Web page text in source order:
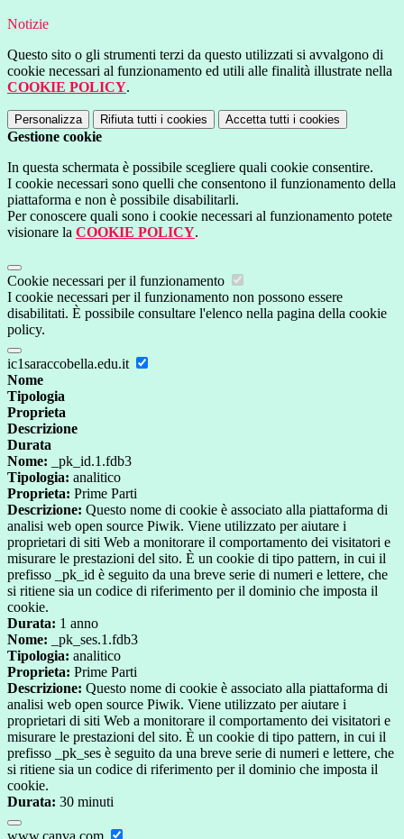
Notizie
Questo sito o gli strumenti terzi da questo utilizzati si avvalgono di
cookie necessari al funzionamento ed utili alle finalità illustrate nella
COOKIE POLICY.
Personalizza Rifiuta tutti i cookies Accetta tutti i cookies
Gestione cookie
In questa schermata è possibile scegliere quali cookie consentire.
I cookie necessari sono quelli che consentono il funzionamento della
piattaforma e non è possibile disabilitarli.
Per conoscere quali sono i cookie necessari al funzionamento potete
visionare la COOKIE POLICY.
Cookie necessari per il funzionamento
I cookie necessari per il funzionamento non possono essere
disabilitati. È possibile consultare l'elenco nella pagina della cookie
policy.
ic1saraccobella.edu.it
Nome
Tipologia
Proprieta
Descrizione
Durata
Nome: _pk_id.1.fdb3
Tipologia: analitico
Proprieta: Prime Parti
Descrizione: Questo nome di cookie è associato alla piattaforma di
analisi web open source Piwik. Viene utilizzato per aiutare i
proprietari di siti Web a monitorare il comportamento dei visitatori e
misurare le prestazioni del sito. È un cookie di tipo pattern, in cui il
prefisso _pk_id è seguito da una breve serie di numeri e lettere, che
si ritiene sia un codice di riferimento per il dominio che imposta il
cookie.
Durata: 1 anno
Nome: _pk_ses.1.fdb3
Tipologia: analitico
Proprieta: Prime Parti
Descrizione: Questo nome di cookie è associato alla piattaforma di
analisi web open source Piwik. Viene utilizzato per aiutare i
proprietari di siti Web a monitorare il comportamento dei visitatori e
misurare le prestazioni del sito. È un cookie di tipo pattern, in cui il
prefisso _pk_ses è seguito da una breve serie di numeri e lettere, che
si ritiene sia un codice di riferimento per il dominio che imposta il
cookie.
Durata: 30 minuti